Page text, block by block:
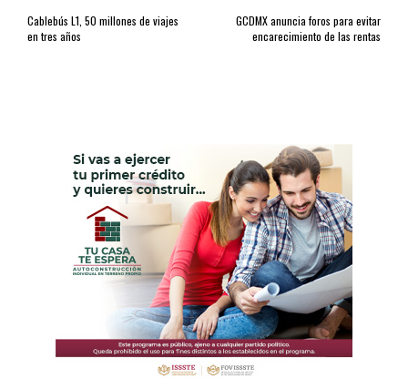
Cablebús L1, 50 millones de viajes
en tres años
GCDMX anuncia foros para evitar
encarecimiento de las rentas